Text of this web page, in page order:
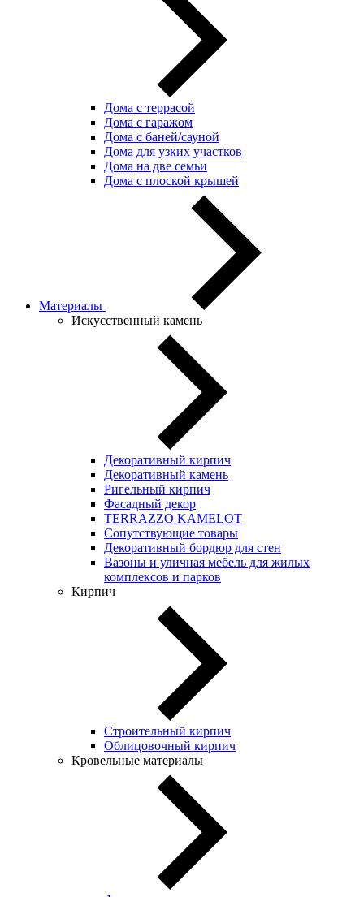
Дома с террасой
Дома с гаражом
Дома с баней/сауной
Дома для узких участков
Дома на две семьи
Дома с плоской крышей
Материалы
Искусственный камень
Декоративный кирпич
Декоративный камень
Ригельный кирпич
Фасадный декор
TERRAZZO KAMELOT
Сопутствующие товары
Декоративный бордюр для стен
Вазоны и уличная мебель для жилых
комплексов и парков
Кирпич
Строительный кирпич
Облицовочный кирпич
Кровельные материалы